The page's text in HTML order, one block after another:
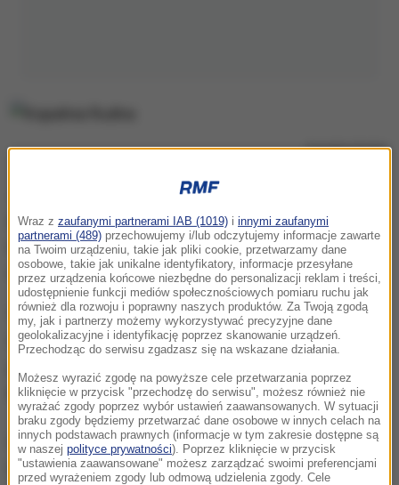
Kopalnia Rudna
Jak ustaliła reporterka RMF FM Martyna Czerwińska,
górnik pracował w podziemnym korytarzu, kiedy
nagle posypały się na niego skały.Z pomocą
natychmiast ruszyli pozostali pracownicy kopalni.
Wydostali go z rumowiska jeszcze zanim na
miejsce wypadku dotarli lekarze i udzielali mu
Mężczyzna zmarł.
Dlaczego doszło do tragedii? To ustala już komisja.
Na razie wiadomo, że stacje sejsmiczne nie
Wraz z zaufanymi partnerami IAB (1019) i innymi zaufanymi
partnerami (489) przechowujemy i/lub odczytujemy informacje zawarte
na Twoim urządzeniu, takie jak pliki cookie, przetwarzamy dane
osobowe, takie jak unikalne identyfikatory, informacje przesyłane
przez urządzenia końcowe niezbędne do personalizacji reklam i treści,
udostępnienie funkcji mediów społecznościowych pomiaru ruchu jak
również dla rozwoju i poprawny naszych produktów. Za Twoją zgodą
my, jak i partnerzy możemy wykorzystywać precyzyjne dane
geolokalizacyjne i identyfikację poprzez skanowanie urządzeń.
Przechodząc do serwisu zgadzasz się na wskazane działania.
Możesz wyrazić zgodę na powyższe cele przetwarzania poprzez
kliknięcie w przycisk "przechodzę do serwisu", możesz również nie
wyrażać zgody poprzez wybór ustawień zaawansowanych. W sytuacji
braku zgody będziemy przetwarzać dane osobowe w innych celach na
innych podstawach prawnych (informacje w tym zakresie dostępne są
w naszej polityce prywatności). Poprzez kliknięcie w przycisk
"ustawienia zaawansowane" możesz zarządzać swoimi preferencjami
przed wyrażeniem zgody lub odmową udzielenia zgody. Cele